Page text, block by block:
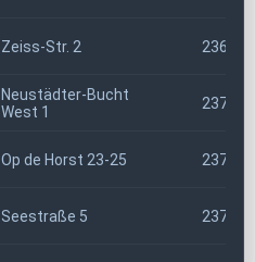
Zeiss-Str. 2 23626
Neustädter-Bucht
West 1
23730
Op de Horst 23-25 23743
Seestraße 5 23747